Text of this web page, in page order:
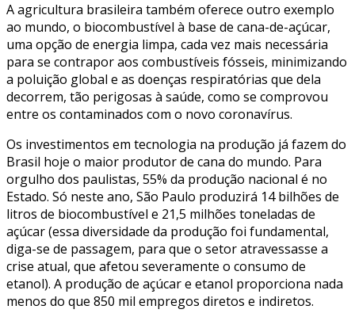
A agricultura brasileira também oferece outro exemplo
ao mundo, o biocombustível à base de cana-de-açúcar,
uma opção de energia limpa, cada vez mais necessária
para se contrapor aos combustíveis fósseis, minimizando
a poluição global e as doenças respiratórias que dela
decorrem, tão perigosas à saúde, como se comprovou
entre os contaminados com o novo coronavírus.
Os investimentos em tecnologia na produção já fazem do
Brasil hoje o maior produtor de cana do mundo. Para
orgulho dos paulistas, 55% da produção nacional é no
Estado. Só neste ano, São Paulo produzirá 14 bilhões de
litros de biocombustível e 21,5 milhões toneladas de
açúcar (essa diversidade da produção foi fundamental,
diga-se de passagem, para que o setor atravessasse a
crise atual, que afetou severamente o consumo de
etanol). A produção de açúcar e etanol proporciona nada
menos do que 850 mil empregos diretos e indiretos.